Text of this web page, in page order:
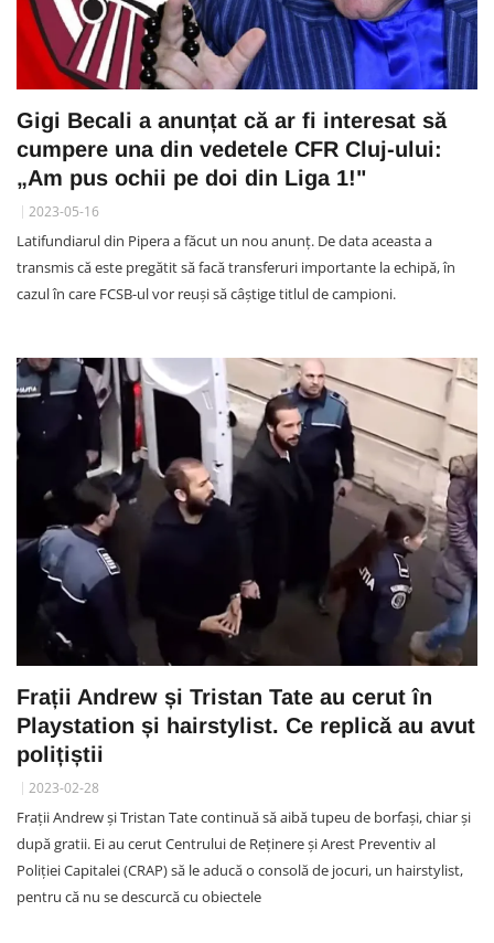
Gigi Becali a anunțat că ar fi interesat să
cumpere una din vedetele CFR Cluj-ului:
„Am pus ochii pe doi din Liga 1!"
2023-05-16
Latifundiarul din Pipera a făcut un nou anunț. De data aceasta a
transmis că este pregătit să facă transferuri importante la echipă, în
cazul în care FCSB-ul vor reuși să câștige titlul de campioni.
Frații Andrew și Tristan Tate au cerut în
Playstation și hairstylist. Ce replică au avut
polițiștii
2023-02-28
Frații Andrew și Tristan Tate continuă să aibă tupeu de borfași, chiar și
după gratii. Ei au cerut Centrului de Reținere și Arest Preventiv al
Poliției Capitalei (CRAP) să le aducă o consolă de jocuri, un hairstylist,
pentru că nu se descurcă cu obiectele